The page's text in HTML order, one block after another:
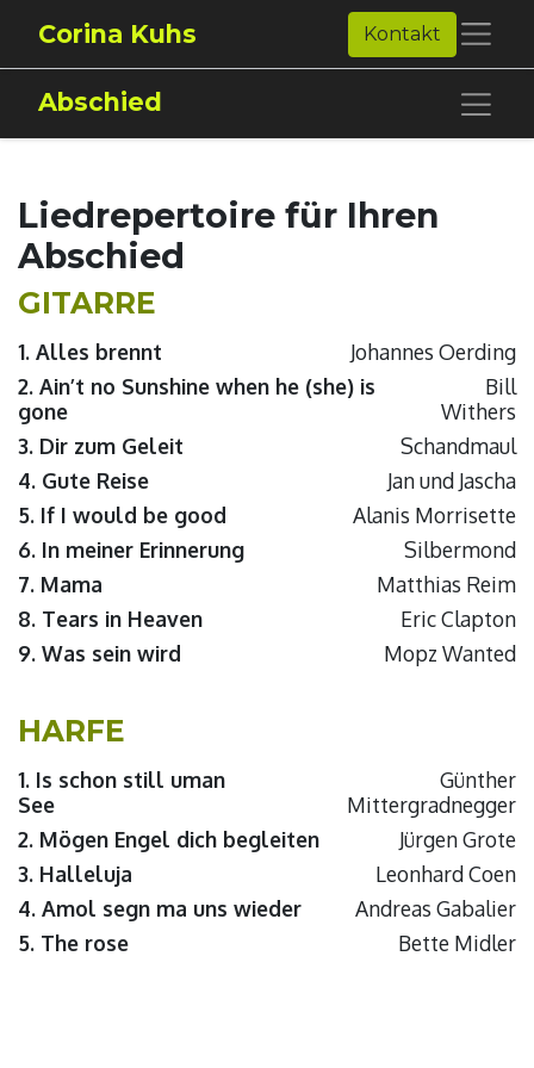
Corina Kuhs Kontakt
Abschied
Liedrepertoire für Ihren
Abschied
GITARRE
1. Alles brennt
Johannes Oerding
2. Ain’t no Sunshine when he (she) is
gone
Bill
Withers
3. Dir zum Geleit
Schandmaul
4. Gute Reise
Jan und Jascha
5. If I would be good
Alanis Morrisette
6. In meiner Erinnerung
Silbermond
7. Mama
Matthias Reim
8. Tears in Heaven
Eric Clapton
9. Was sein wird
Mopz Wanted
HARFE
1. Is schon still uman
See
Günther
Mittergradnegger
2. Mögen Engel dich begleiten
Jürgen Grote
3. Halleluja
Leonhard Coen
4. Amol segn ma uns wieder
Andreas Gabalier
5. The rose
Bette Midler